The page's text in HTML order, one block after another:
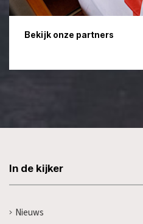
Bekijk onze partners
In de kijker
Nieuws